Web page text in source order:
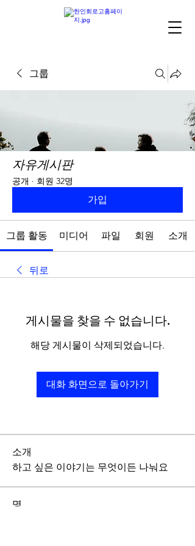
그룹
자유게시판
공개 · 회원 32명
가입
그룹 활동 미디어 파일 회원 소개
뒤로
게시물을 찾을 수 없습니다.
해당 게시물이 삭제되었습니다.
대화 화면으로 돌아가기
소개
하고 싶은 이야기는 무엇이든 나눠요
명